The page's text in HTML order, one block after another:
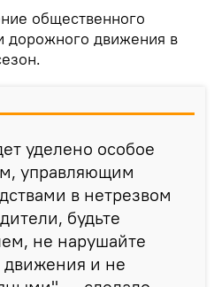
общественного
дорожного движения в
уделено особое
управляющим
в нетрезвом
будьте
не нарушайте
и не